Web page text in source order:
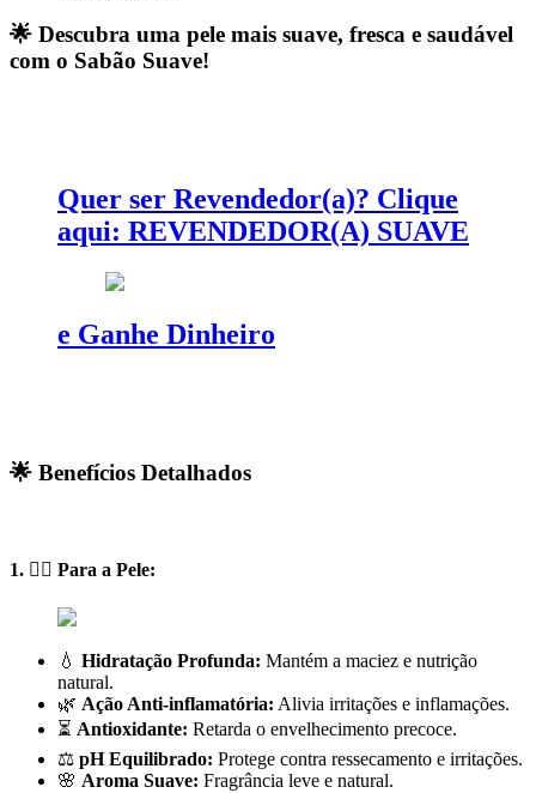
🌟 Descubra uma pele mais suave, fresca e saudável
com o Sabão Suave!
Quer ser Revendedor(a)? Clique
aqui: REVENDEDOR(A) SUAVE
e Ganhe Dinheiro
🌟 Benefícios Detalhados
1. 🧖‍♀️ Para a Pele:
💧 Hidratação Profunda: Mantém a maciez e nutrição
natural.
🌿 Ação Anti-inflamatória: Alivia irritações e inflamações.
⏳ Antioxidante: Retarda o envelhecimento precoce.
⚖️ pH Equilibrado: Protege contra ressecamento e irritações.
🌸 Aroma Suave: Fragrância leve e natural.